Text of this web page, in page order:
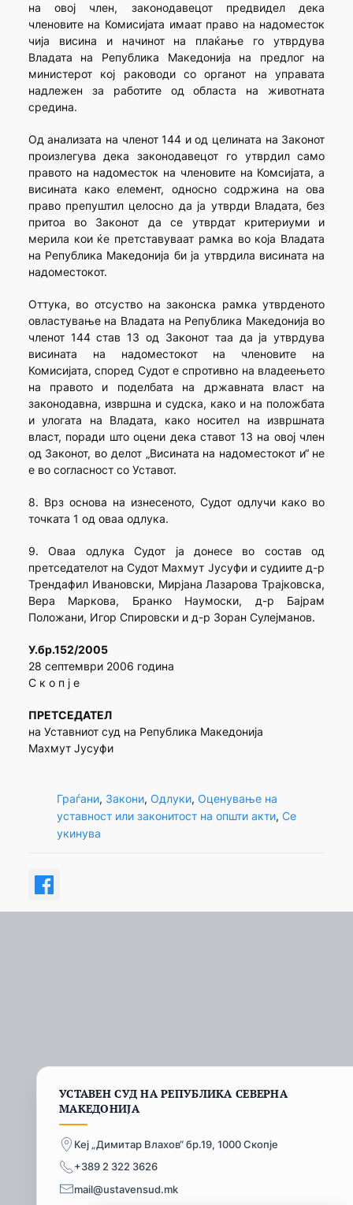
на овој член, законодавецот предвидел дека
членовите на Комисијата имаат право на надоместок
чија висина и начинот на плаќање го утврдува
Владата на Република Македонија на предлог на
министерот кој раководи со органот на управата
надлежен за работите од областа на животната
средина.
Од анализата на членот 144 и од целината на Законот
произлегува дека законодавецот го утврдил само
правото на надоместок на членовите на Комсијата, а
висината како елемент, односно содржина на ова
право препуштил целосно да ја утврди Владата, без
притоа во Законот да се утврдат критериуми и
мерила кои ќе претставуваат рамка во која Владата
на Република Македонија би ја утврдила висината на
надоместокот.
Оттука, во отсуство на законска рамка утврденото
овластување на Владата на Република Македонија во
членот 144 став 13 од Законот таа да ја утврдува
висината на надоместокот на членовите на
Комисијата, според Судот е спротивно на владеењето
на правото и поделбата на државната власт на
законодавна, извршна и судска, како и на положбата
и улогата на Владата, како носител на извршната
власт, поради што оцени дека ставот 13 на овој член
од Законот, во делот „Висината на надоместокот и“ не
е во согласност со Уставот.
8. Врз основа на изнесеното, Судот одлучи како во
точката 1 од оваа одлука.
9. Оваа одлука Судот ја донесе во состав од
претседателот на Судот Махмут Јусуфи и судиите д-р
Трендафил Ивановски, Мирјана Лазарова Трајковска,
Вера Маркова, Бранко Наумоски, д-р Бајрам
Положани, Игор Спировски и д-р Зоран Сулејманов.
У.бр.152/2005
28 септември 2006 година
С к о п ј е
ПРЕТСЕДАТЕЛ
на Уставниот суд на Република Македонија
Махмут Јусуфи
Граѓани, Закони, Одлуки, Оценување на
уставност или законитост на општи акти, Се
укинува
УСТАВЕН СУД НА РЕПУБЛИКА СЕВЕРНА
МАКЕДОНИЈА
Кеј „Димитар Влахов“ бр.19, 1000 Скопје
+389 2 322 3626
mail@ustavensud.mk